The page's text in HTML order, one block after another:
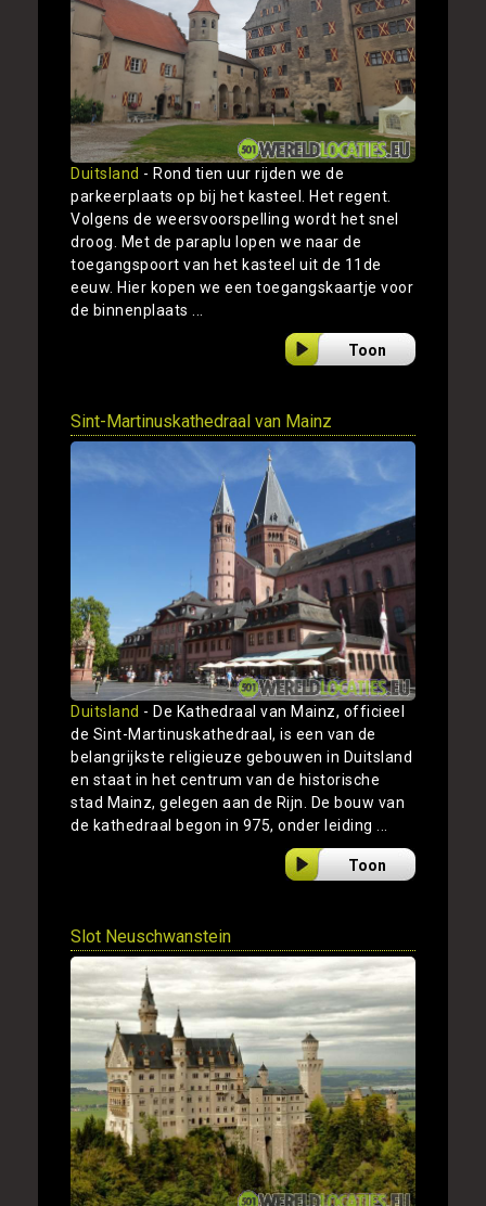
Duitsland - Rond tien uur rijden we de
parkeerplaats op bij het kasteel. Het regent.
Volgens de weersvoorspelling wordt het snel
droog. Met de paraplu lopen we naar de
toegangspoort van het kasteel uit de 11de
eeuw. Hier kopen we een toegangskaartje voor
de binnenplaats ...
Toon
Sint-Martinuskathedraal van Mainz
Duitsland - De Kathedraal van Mainz, officieel
de Sint-Martinuskathedraal, is een van de
belangrijkste religieuze gebouwen in Duitsland
en staat in het centrum van de historische
stad Mainz, gelegen aan de Rijn. De bouw van
de kathedraal begon in 975, onder leiding ...
Toon
Slot Neuschwanstein